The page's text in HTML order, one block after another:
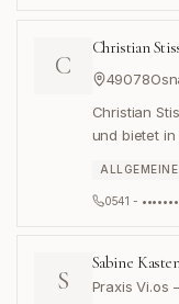
C
Christian
49078
Christian
und bietet
0541 -
S
Sabine
Praxis Vi.os